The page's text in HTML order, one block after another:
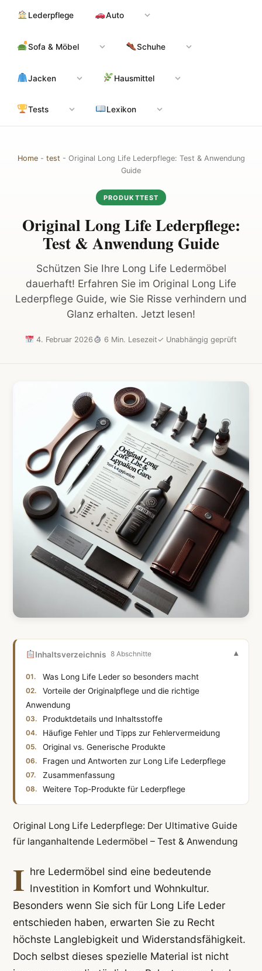
Inhalt
Lederpflege Auto
Sofa & Möbel Schuhe
Jacken Hausmittel
Tests Lexikon
Home- test - Original Long Life Lederpflege: Test & Anwendung
Guide
PRODUKTTEST
Original Long Life Lederpflege:
Test & Anwendung Guide
Schützen Sie Ihre Long Life Ledermöbel
dauerhaft! Erfahren Sie im Original Long Life
Lederpflege Guide, wie Sie Risse verhindern und
Glanz erhalten. Jetzt lesen!
4. Februar 2026 6 Min. Lesezeit✓ Unabhängig geprüft
Inhaltsverzeichnis 8 Abschnitte
Was Long Life Leder so besonders macht
Vorteile der Originalpflege und die richtige
Anwendung
Produktdetails und Inhaltsstoffe
Häufige Fehler und Tipps zur Fehlervermeidung
Original vs. Generische Produkte
Fragen und Antworten zur Long Life Lederpflege
Zusammenfassung
Weitere Top-Produkte für Lederpflege
Original Long Life Lederpflege: Der Ultimative Guide
für langanhaltende Ledermöbel – Test & Anwendung
I hre Ledermöbel sind eine bedeutende
Investition in Komfort und Wohnkultur.
Besonders wenn Sie sich für Long Life Leder
entschieden haben, erwarten Sie zu Recht
höchste Langlebigkeit und Widerstandsfähigkeit.
Doch selbst dieses spezielle Material ist nicht